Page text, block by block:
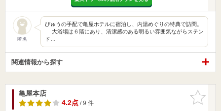
匿名
びゅうの手配で亀屋ホテルに宿泊し、内湯めぐりの特典で訪問。
大浴場は６階にあり、清潔感のある明るい雰囲気ながらステン
ド…
関連情報から探す
お気に入
りに追加
亀屋本店
4.2点/ 9 件